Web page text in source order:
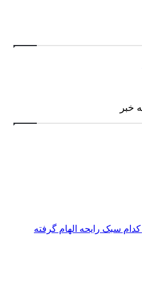
خبر
سبک رایحه الهام گرفته